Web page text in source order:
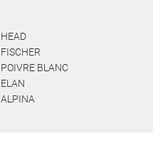
HEAD
FISCHER
POIVRE BLANC
ELAN
ALPINA